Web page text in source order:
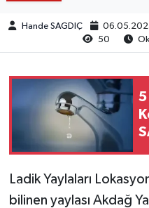
Hande SAGDIÇ
50
5
Ladik Yaylaları
bilinen yaylası Akdağ